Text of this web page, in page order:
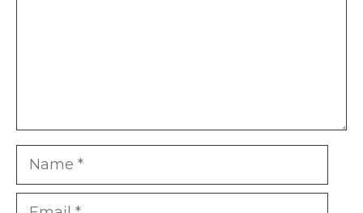
Name
Email